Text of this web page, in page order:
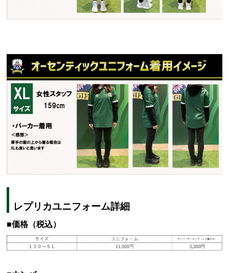
レプリカユニフォーム詳細
■価格（税込）